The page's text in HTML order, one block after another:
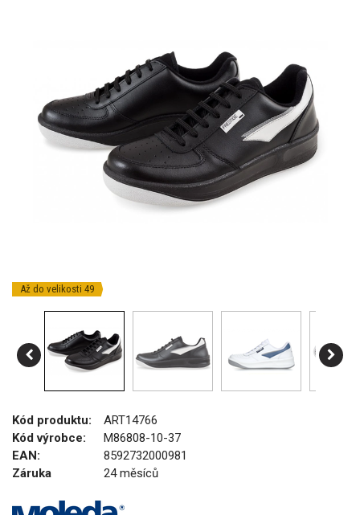
Až do velikosti 49
Kód produktu:
ART14766
Kód výrobce:
M86808-10-37
EAN:
8592732000981
Záruka
24 měsíců